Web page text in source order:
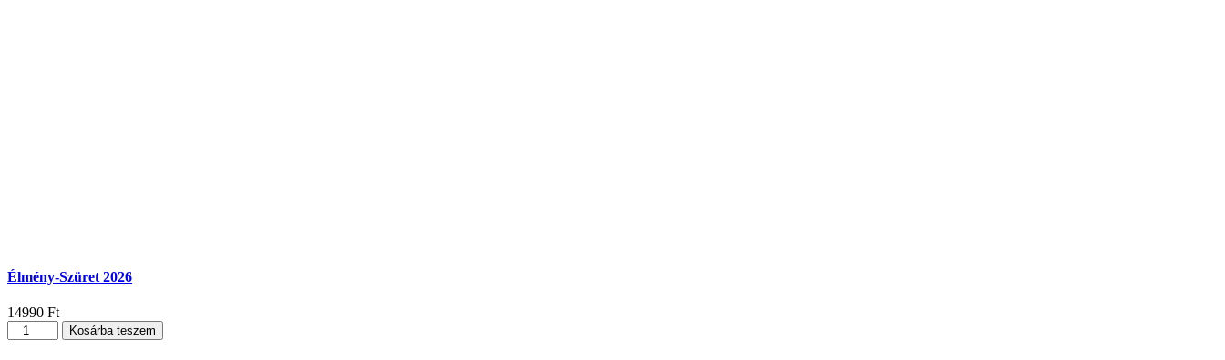
Élmény-Szüret 2026
14990 Ft
Élmény-
Szüret
Kosárba teszem